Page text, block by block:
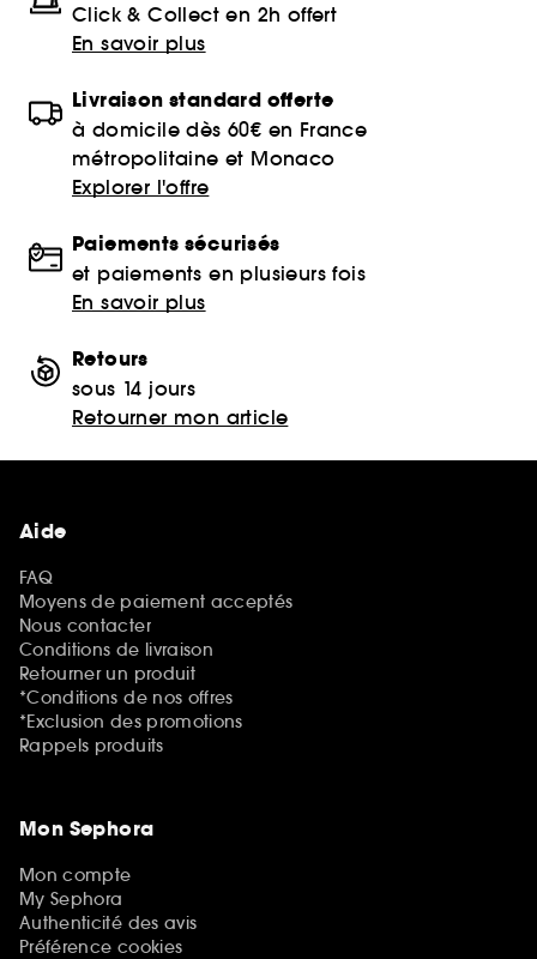
Click & Collect en 2h offert
En savoir plus
Livraison standard offerte
à domicile dès 60€ en France
métropolitaine et Monaco
Explorer l'offre
Paiements sécurisés
et paiements en plusieurs fois
En savoir plus
Retours
sous 14 jours
Retourner mon article
Aide
FAQ
Moyens de paiement acceptés
Nous contacter
Conditions de livraison
Retourner un produit
*Conditions de nos offres
*Exclusion des promotions
Rappels produits
Mon Sephora
Mon compte
My Sephora
Authenticité des avis
Préférence cookies